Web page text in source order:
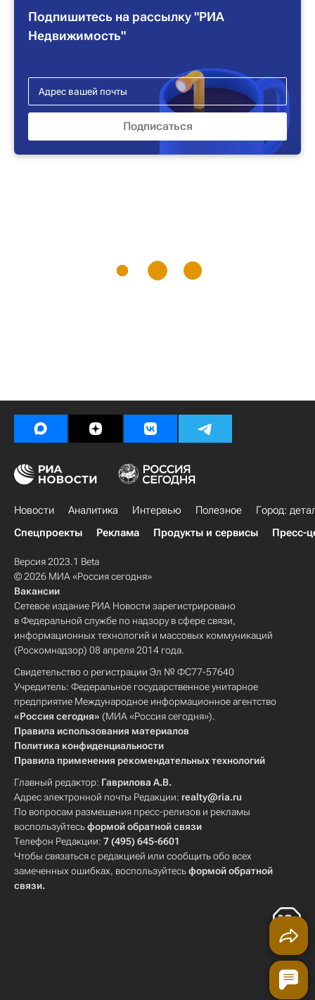
Подпишитесь на рассылку "РИА
Недвижимость"
Новости Аналитика Интервью Полезное
Город:
Спецпроекты
Реклама Продукты и сервисы Пресс-
Версия 2023.1 Beta
© 2026 МИА «Россия сегодня»
Вакансии
Сетевое издание РИА Новости зарегистрировано
в Федеральной службе по надзору в сфере связи,
информационных технологий и массовых коммуникаций
(Роскомнадзор) 08 апреля 2014 года.
Свидетельство о регистрации Эл № ФС77-57640
Учредитель: Федеральное государственное унитарное
предприятие Международное информационное агентство
«Россия сегодня» (МИА «Россия сегодня»).
Правила использования материалов
Политика конфиденциальности
Правила применения рекомендательных технологий
Главный редактор: Гаврилова А.В.
Адрес электронной почты Редакции: realty@ria.ru
По вопросам размещения пресс-релизов и рекламы
воспользуйтесьформой обратной связи
Телефон Редакции: 7 (495) 645-6601
Чтобы связаться с редакцией или сообщить обо всех
замеченных ошибках, воспользуйтесьформой обратной
связи.